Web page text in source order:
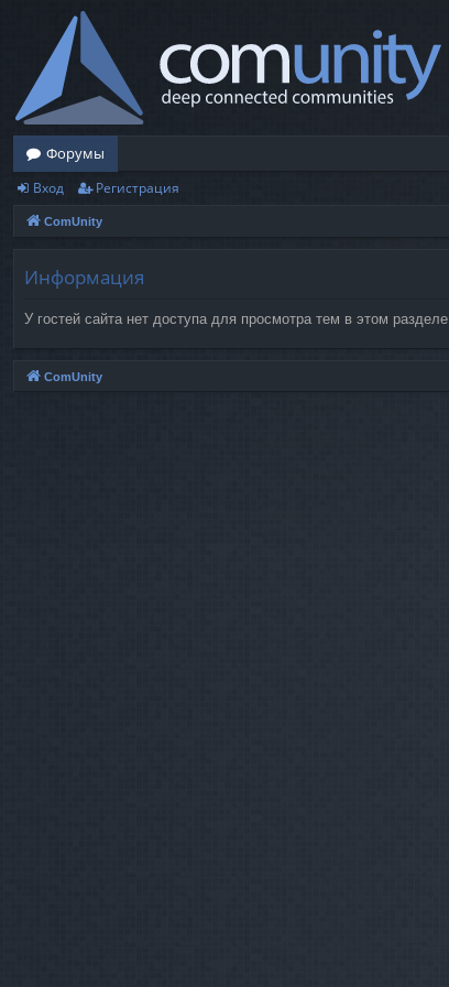
Форумы
Вход Регистрация
ComUnity
Информация
У гостей сайта нет доступа для просмотра тем в этом разделе.
ComUnity